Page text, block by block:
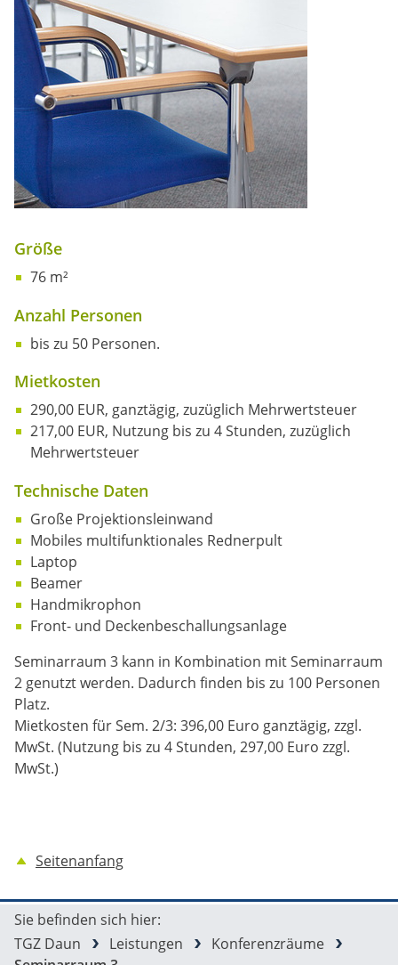
Größe
76 m²
Anzahl Personen
bis zu 50 Personen.
Mietkosten
290,00 EUR, ganztägig, zuzüglich Mehrwertsteuer
217,00 EUR, Nutzung bis zu 4 Stunden, zuzüglich
Mehrwertsteuer
Technische Daten
Große Projektionsleinwand
Mobiles multifunktionales Rednerpult
Laptop
Beamer
Handmikrophon
Front- und Deckenbeschallungsanlage
Seminarraum 3 kann in Kombination mit Seminarraum
2 genutzt werden. Dadurch finden bis zu 100 Personen
Platz.
Mietkosten für Sem. 2/3: 396,00 Euro ganztägig, zzgl.
MwSt. (Nutzung bis zu 4 Stunden, 297,00 Euro zzgl.
MwSt.)
Seitenanfang
Sie befinden sich hier:
TGZ Daun
Leistungen
Konferenzräume